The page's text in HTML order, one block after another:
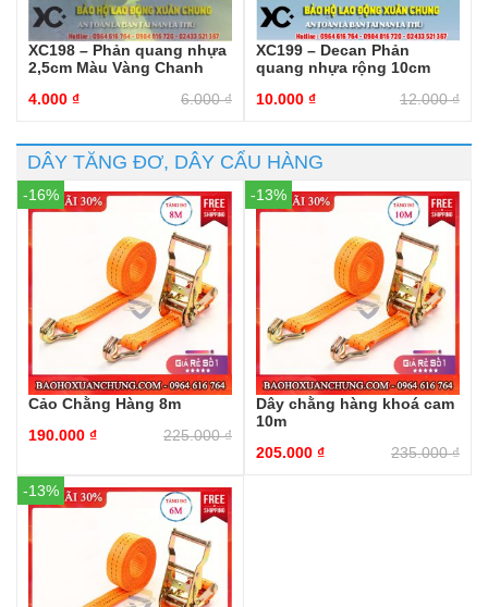
XC198 – Phản quang nhựa
2,5cm Màu Vàng Chanh
6.000₫
4.000 ₫
XC199 – Decan Phản
quang nhựa rộng 10cm
12.000₫
10.000 ₫
DÂY TĂNG ĐƠ, DÂY CẨU HÀNG
-16%
Cảo Chằng Hàng 8m
225.000₫
190.000 ₫
-13%
Dây chằng hàng khoá cam
10m
235.000₫
205.000 ₫
-13%